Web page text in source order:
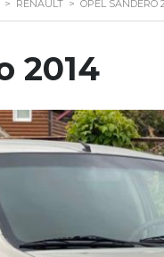
> RENAULT > OPEL SANDERO
2014